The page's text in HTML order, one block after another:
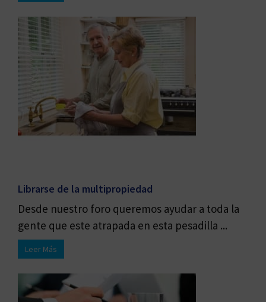
Librarse de la multipropiedad
Desde nuestro foro queremos ayudar a toda la
gente que este atrapada en esta pesadilla ...
Leer Más